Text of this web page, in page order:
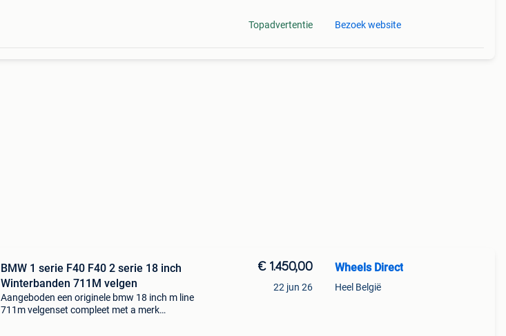
Topadvertentie Bezoek website
BMW 1 serie F40 F40 2 serie 18 inch
Winterbanden 711M velgen
Aangeboden een originele bmw 18 inch m line
711m velgenset compleet met a merk
€ 1.450,00
22 jun 26
Wheels Direct
Heel België